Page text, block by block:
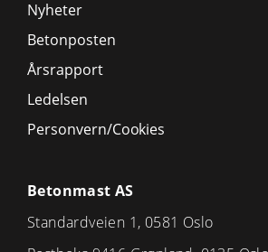
Nyheter
Betonposten
Årsrapport
Ledelsen
Personvern/Cookies
Betonmast AS
Standardveien 1, 0581 Oslo